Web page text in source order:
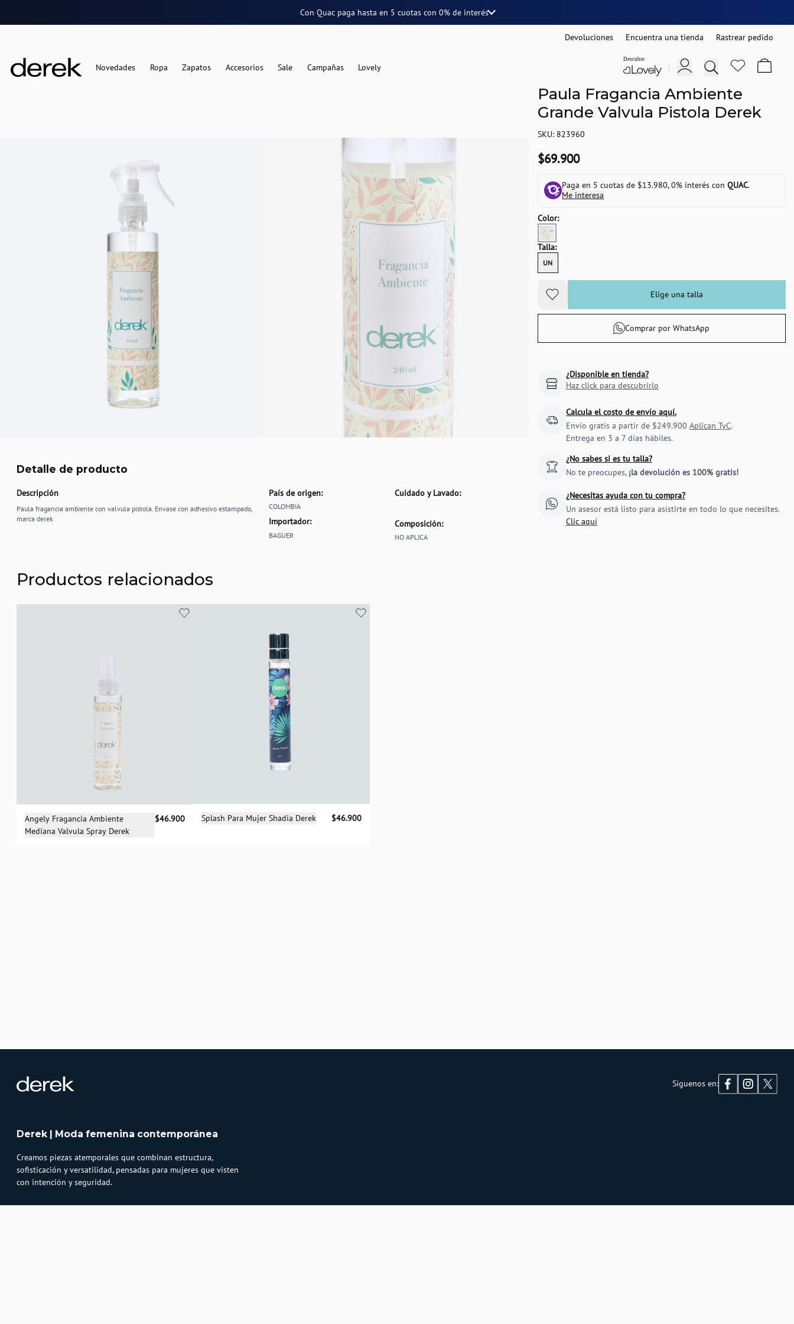
Con Quac paga hasta en 5 cuotascon 0% de interés
Devoluciones Encuentra una tienda Rastrear pedido
Novedades Ropa Zapatos Accesorios Sale Campañas Lovely
Detalle de producto
Descripción
Paula fragancia ambiente con valvula pistola. Envase con adhesivo estampado,
marca derek
País de origen:
COLOMBIA
Importador:
BAGUER
Cuidado y Lavado:
Composición:
NO APLICA
Paula Fragancia Ambiente
Grande Valvula Pistola Derek
SKU: 823960
$69.900
Paga en 5 cuotas de $13.980, 0% interés conQUAC.
Me interesa
Color:
Talla:
UN
Elige una talla
Comprar por WhatsApp
¿Disponible en tienda?
Haz click para descubrirlo
Calcula el costo de envío aquí.
Envío gratis a partir de $249.900 Aplican TyC.
Entrega en 3 a 7 días hábiles.
¿No sabes si es tu talla?
No te preocupes, ¡la devolución es 100% gratis!
¿Necesitas ayuda con tu compra?
Un asesor está listo para asistirte en todo lo que necesites.
Clic aquí
Productos relacionados
Selecciona una talla
UN
Angely Fragancia Ambiente
Mediana Valvula Spray Derek
$46.900 Selecciona una talla
Splash Para Mujer Shadia Derek $46.900
Síguenos en:
Derek | Moda femenina contemporánea
Creamos piezas atemporales que combinan estructura,
sofisticación y versatilidad, pensadas para mujeres que visten
con intención y seguridad.